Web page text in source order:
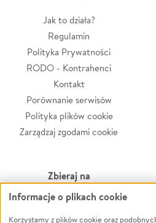
Jak to działa?
Regulamin
Polityka Prywatności
RODO - Kontrahenci
Kontakt
Porównanie serwisów
Polityka plików cookie
Zarządzaj zgodami cookie
Zbieraj na
Leczenie
Zwierzęta
Informacje o plikach cookie
Korzystamy z plików cookie oraz